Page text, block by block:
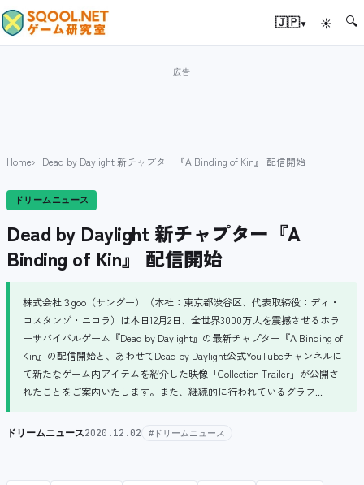
🇯🇵▾ ☀ 🔍
Home Dead by Daylight 新チャプター『A Binding of Kin』 配信開始
ドリームニュース
Dead by Daylight 新チャプター『A
Binding of Kin』 配信開始
株式会社３goo（サングー）（本社：東京都渋谷区、代表取締役：ディ・
コスタンゾ・ニコラ）は本日12月2日、全世界3000万人を震撼させるホラ
ーサバイバルゲーム『Dead by Daylight』の最新チャプター『A Binding of
Kin』の配信開始と、あわせてDead by Daylight公式YouTubeチャンネルに
て新たなゲーム内アイテムを紹介した映像「Collection Trailer」が公開さ
れたことをご案内いたします。また、継続的に行われているグラフ...
ドリームニュース2020.12.02 #ドリームニュース